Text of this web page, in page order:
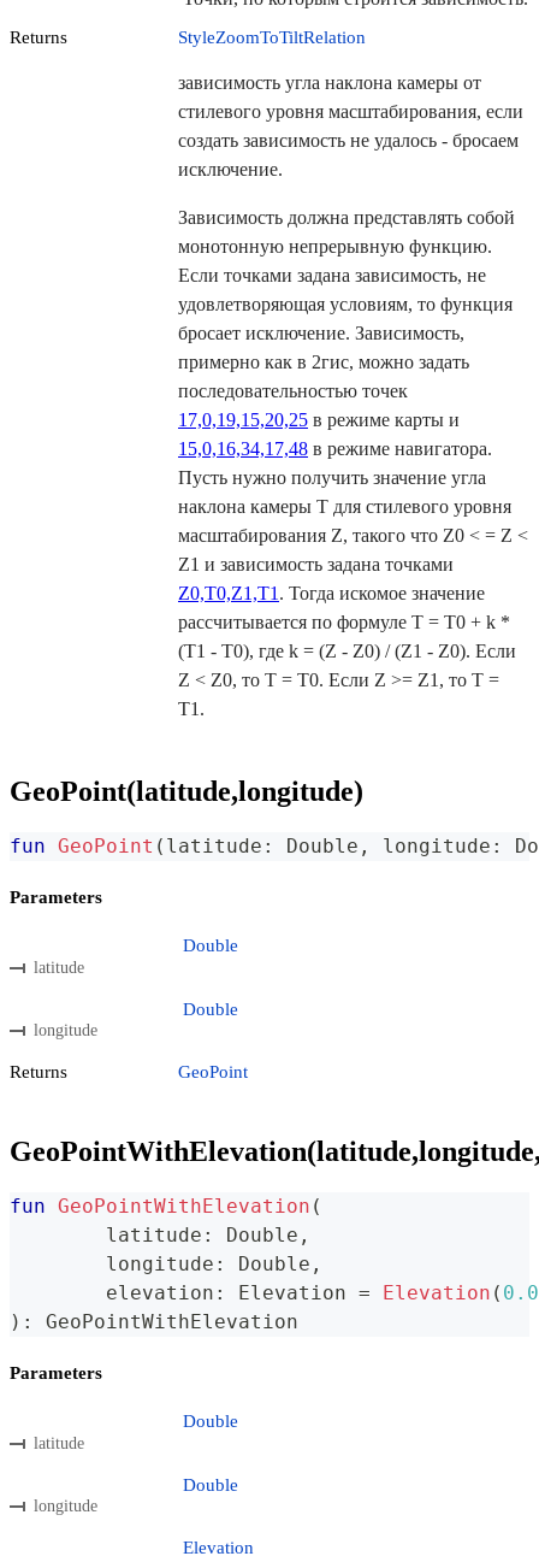
Returns StyleZoomToTiltRelation
зависимость угла наклона камеры от
стилевого уровня масштабирования, если
создать зависимость не удалось - бросаем
исключение.
Зависимость должна представлять собой
монотонную непрерывную функцию.
Если точками задана зависимость, не
удовлетворяющая условиям, то функция
бросает исключение. Зависимость,
примерно как в 2гис, можно задать
последовательностью точек
17,0,19,15,20,25 в режиме карты и
15,0,16,34,17,48 в режиме навигатора.
Пусть нужно получить значение угла
наклона камеры T для стилевого уровня
масштабирования Z, такого что Z0 < = Z <
Z1 и зависимость задана точками
Z0,T0,Z1,T1 . Тогда искомое значение
рассчитывается по формуле T = T0 + k *
(T1 - T0), где k = (Z - Z0) / (Z1 - Z0). Если
Z < Z0, то T = T0. Если Z >= Z1, то T =
T1.
GeoPoint(latitude,longitude)
fun GeoPoint ( latitude : Double , longitude :
Parameters
latitude
Double
longitude
Double
Returns GeoPoint
fun GeoPointWithElevation (
	latitude
: Double ,
	longitude
: Double ,
	elevation
: Elevation = Elevation (
) : GeoPointWithElevation
Parameters
latitude
Double
longitude
Double
Elevation